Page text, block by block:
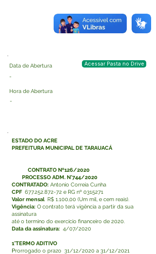
Data de Abertura
Acessar Pasta no Drive
-
Hora de Abertura
-
ESTADO DO ACRE
PREFEITURA MUNICIPAL DE TARAUACÁ
CONTRATO Nº126/2020
PROCESSO ADM. N°744/2020
CONTRATADO: Antonio Correia Cunha
CPF 677.252.872-72 e RG nº 0315271
Valor mensal R$ 1.100,00 (Um mil, e cem reais).
Vigência: O contrato terá vigência a partir da sua
assinatura
até o termino do exercício financeiro de 2020.
Data da assinatura: 4/07/2020
1°TERMO ADITIVO
Prorrogado o prazo 31/12/2020 a 31/12/2021